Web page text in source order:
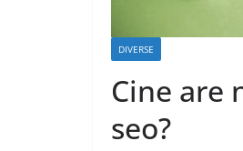
DIVERSE
Cine are
seo?